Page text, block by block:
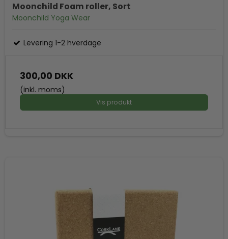
Moonchild Foam roller, Sort
Moonchild Yoga Wear
Levering 1-2 hverdage
300,00 DKK
(inkl. moms)
Vis produkt